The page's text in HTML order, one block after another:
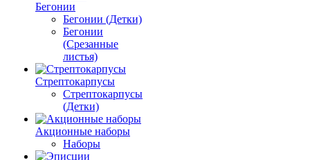
Бегонии
Бегонии (Детки)
Бегонии
(Срезанные
листья)
Стрептокарпусы
Стрептокарпусы
(Детки)
Акционные наборы
Наборы